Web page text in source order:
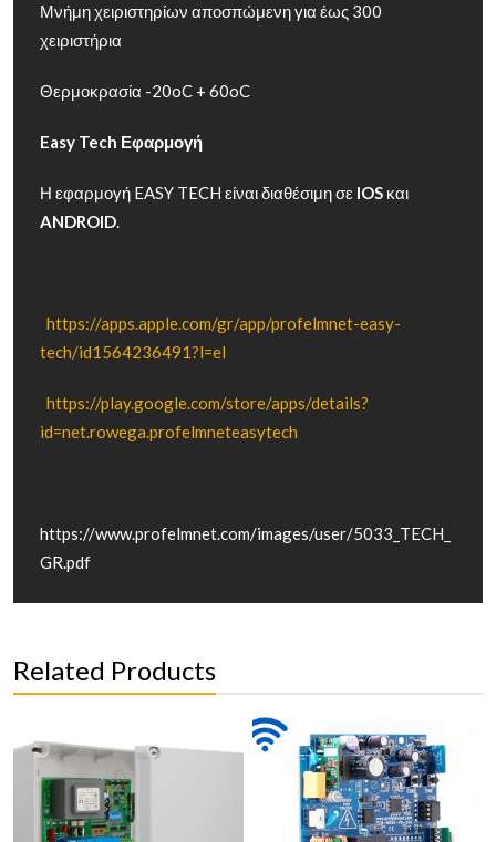
Μνήμη χειριστηρίων αποσπώμενη για έως 300
χειριστήρια
Θερμοκρασία -20oC + 60oC
Easy Tech Εφαρμογή
Η εφαρμογή EASY TECH είναι διαθέσιμη σε IOS και
ANDROID.
https://apps.apple.com/gr/app/profelmnet-easy-
tech/id1564236491?l=el
https://play.google.com/store/apps/details?
id=net.rowega.profelmneteasytech
https://www.profelmnet.com/images/user/5033_TECH_
GR.pdf
Related Products